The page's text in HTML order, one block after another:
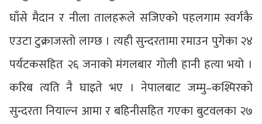
घाँसे मैदान र नीला तालहरूले सजिएको पहलगाम स्वर्गकै
एउटा टुक्राजस्तो लाग्छ । त्यही सुन्दरतामा रमाउन पुगेका २४
पर्यटकसहित २६ जनाको मंगलबार गोली हानी हत्या भयो ।
करिब त्यति नै घाइते भए । नेपालबाट जम्मु–कश्मिरको
सुन्दरता नियाल्न आमा र बहिनीसहित गएका बुटवलका २७